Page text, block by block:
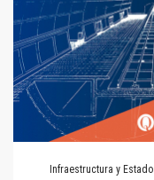
Infraestructura y Estado